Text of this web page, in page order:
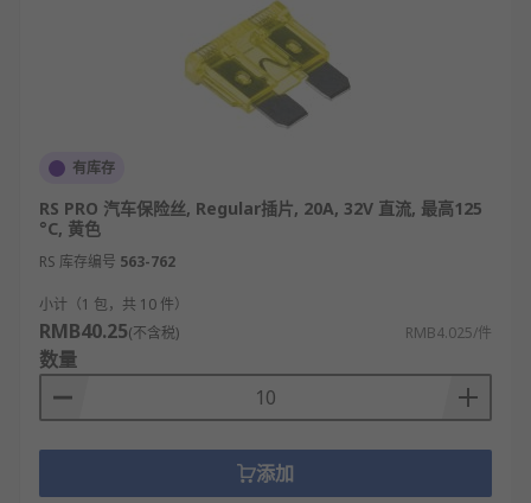
流。这可帮助您轻松查找和更换汽车内的保险
汽车保险丝的类型
片式保险丝是现代轿车和卡车中最常见的保险
属叉齿。片式保险丝是简单的嵌入式元件，因
此可以轻松地安装在保险丝盒或保险丝座中。
其他类型。许多老式车辆仍然使用"Bosch"型或
陶瓷保险丝。古典车的修复通常仍需要这些老
式的保险丝。
链路保险丝也常用于车辆中。它们适用于电流
为"Midi链路保险丝"或"Mega链路保险丝"（根
据规格而定）出售。链路保险丝通常用螺栓固
有库存
RS PRO 汽车保险丝, Regular插片, 20A, 32V 直流, 最高125
°C, 黄色
RS 库存编号 563-762
小计（1 包，共 10 件）
RMB40.25(不含税) RMB4.025/件
数量
添加